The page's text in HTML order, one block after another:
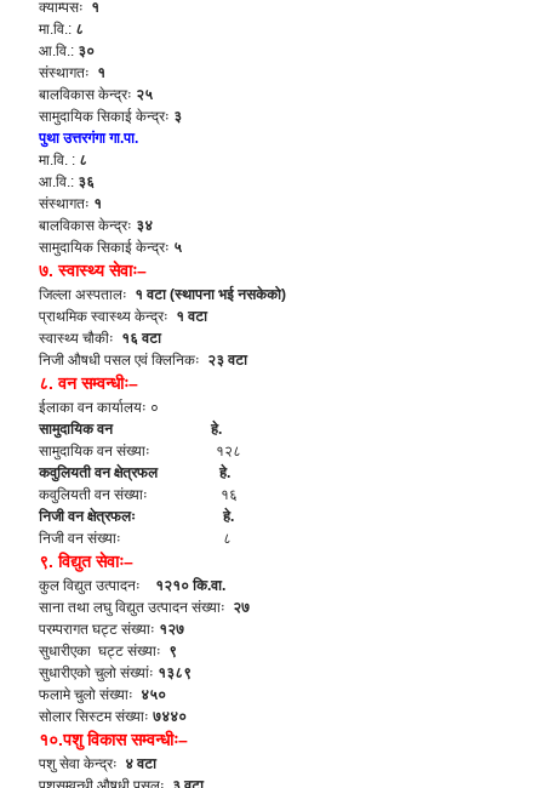
क्याम्पसः १
मा.वि.: ८
आ.वि.: ३०
संस्थागतः १
बालविकास केन्द्रः २५
सामुदायिक सिकाई केन्द्रः ३
पुथा उत्तरगंगा गा.पा.
मा.वि. : ८
आ.वि.: ३६
संस्थागतः १
बालविकास केन्द्रः ३४
सामुदायिक सिकाई केन्द्रः ५
७. स्वास्थ्य सेवाः–
जिल्ला अस्पतालः १ वटा (स्थापना भई नसकेको)
प्राथमिक स्वास्थ्य केन्द्रः १ वटा
स्वास्थ्य चौकीः १६ वटा
निजी औषधी पसल एवं क्लिनिकः २३ वटा
८. वन सम्वन्धीः–
ईलाका वन कार्यालयः ०
सामुदायिक वन हे.
सामुदायिक वन संख्याः १२८
कवुलियती वन क्षेत्रफल हे.
कवुलियती वन संख्याः १६
निजी वन क्षेत्रफलः हे.
निजी वन संख्याः ८
९. विद्युत सेवाः–
कुल विद्युत उत्पादनः १२१० कि.वा.
साना तथा लघु विद्युत उत्पादन संख्याः २७
परम्परागत घट्ट संख्याः १२७
सुधारीएका घट्ट संख्याः ९
सुधारीएको चुलो संख्यांः १३८९
फलामे चुलो संख्याः ४५०
सोलार सिस्टम संख्याः ७४४०
१०.पशु विकास सम्वन्धीः–
पशु सेवा केन्द्रः ४ वटा